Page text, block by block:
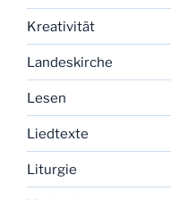
Kreativität
Landeskirche
Lesen
Liedtexte
Liturgie